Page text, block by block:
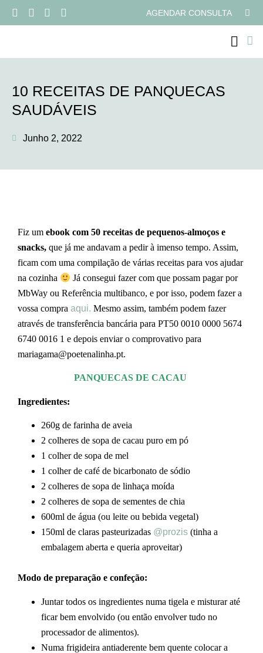
AGENDAR CONSULTA
10 RECEITAS DE PANQUECAS
SAUDÁVEIS
Junho 2, 2022
Fiz um ebook com 50 receitas de pequenos-almoços e
snacks, que já me andavam a pedir à imenso tempo. Assim,
ficam com uma compilação de várias receitas para vos ajudar
na cozinha
Já consegui fazer com que possam pagar por
MbWay ou Referência multibanco, e por isso, podem fazer a
vossa compra aqui. Mesmo assim, também podem fazer
através de transferência bancária para PT50 0010 0000 5674
6740 0016 1 e depois enviar o comprovativo para
mariagama@poetenalinha.pt.
PANQUECAS DE CACAU
Ingredientes:
260g de farinha de aveia
2 colheres de sopa de cacau puro em pó
1 colher de sopa de mel
1 colher de café de bicarbonato de sódio
2 colheres de sopa de linhaça moída
2 colheres de sopa de sementes de chia
600ml de água (ou leite ou bebida vegetal)
150ml de claras pasteurizadas @prozis (tinha a
embalagem aberta e queria aproveitar)
Modo de preparação e confeção:
Juntar todos os ingredientes numa tigela e misturar até
ficar bem envolvido (ou então envolver tudo no
processador de alimentos).
Numa frigideira antiaderente bem quente colocar a